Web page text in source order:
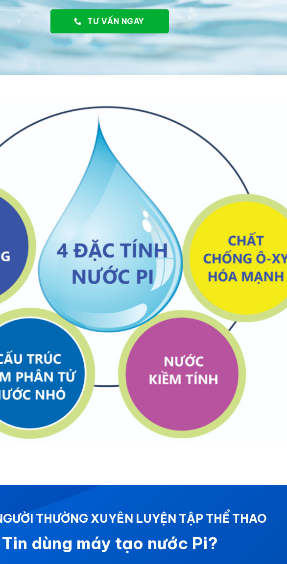
TƯ VẤN NGAY
THƯỜNG XUYÊN LUYỆN TẬP THỂ THAO
Tin dùng máy tạo nước Pi?